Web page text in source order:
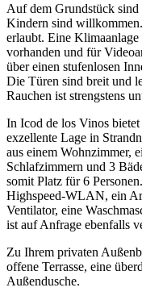
Auf dem Grundstück
Kindern sind
erlaubt. Eine
vorhanden und für
über einen stufenlosen
Die Türen sind breit und
Rauchen ist strengstens
In Icod de los Vinos
exzellente Lage in
aus einem Wohnzimmer,
Schlafzimmern und 3
somit Platz für 6
Highspeed-WLAN, ein
Ventilator, eine
ist auf Anfrage ebenfalls
Zu Ihrem privaten
offene Terrasse, eine
Außendusche.